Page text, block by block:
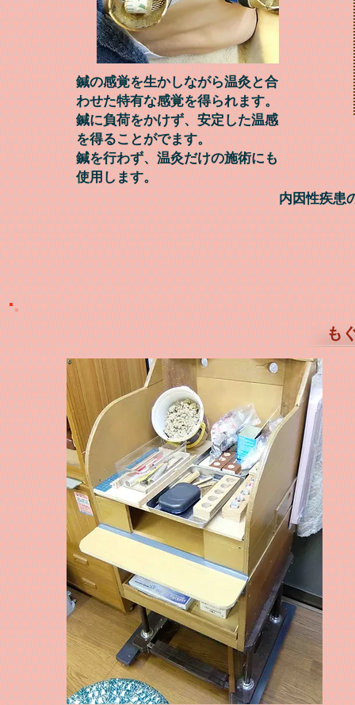
鍼の感覚を生かしながら温灸と合
わせた特有な感覚を得られます。
鍼に負荷をかけず、安定した温感
を得ることがでます。
鍼を行わず、 温灸だけの施術にも
使用します。
内因性疾患
も